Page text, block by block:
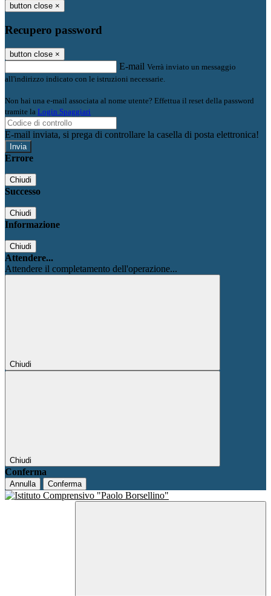
button close ×
Recupero password
button close ×
E-mail Verrà inviato un messaggio
all'indirizzo indicato con le istruzioni necessarie.
Non hai una e-mail associata al nome utente? Effettua il reset della password
tramite la Login Spaggiari
E-mail inviata, si prega di controllare la casella di posta elettronica!
Errore
Chiudi
Successo
Chiudi
Informazione
Chiudi
Attendere...
Attendere il completamento dell'operazione...
Chiudi
Chiudi
Conferma
Annulla Conferma